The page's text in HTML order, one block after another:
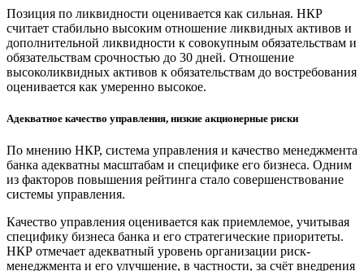
Позиция по ликвидности оценивается как сильная. НКР
считает стабильно высоким отношение ликвидных активов и
дополнительной ликвидности к совокупным обязательствам и
обязательствам срочностью до 30 дней. Отношение
высоколиквидных активов к обязательствам до востребования
оценивается как умеренно высокое.
Адекватное качество управления, низкие акционерные риски
По мнению НКР, система управления и качество менеджмента
банка адекватны масштабам и специфике его бизнеса. Одним
из факторов повышения рейтинга стало совершенствование
системы управления.
Качество управления оценивается как приемлемое, учитывая
специфику бизнеса банка и его стратегические приоритеты.
НКР отмечает адекватный уровень организации риск-
менеджмента и его улучшение, в частности, за счёт внедрения